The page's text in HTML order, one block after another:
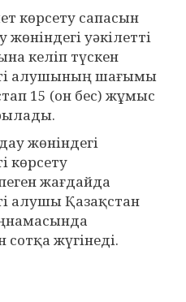
көрсету сапасын
уәкілетті
келіп түскен
алушының шағымы
15 (он бес) жұмыс
жөніндегі
көрсету
жағдайда
алушы Қазақстан
сотқа жүгінеді.